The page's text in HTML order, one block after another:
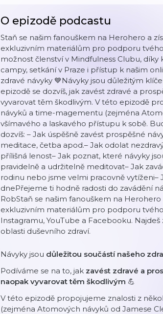
O epizodě podcastu
Staň se našim fanouškem na Herohero a
exkluzivním materiálům pro podporu
možnost členství v Mindfulness Clubu,
campy, setkání v Praze i přístup k našim
zdravé návyky 💙Návyky jsou důležitým
epizodě se dozvíš, jak zavést zdravé a
vyvarovat těm škodlivým. V této epizodě
návyků a time-magementu (zejména
všímavého a laskavého přístupu k sobě.
dozvíš: – Jak úspěšně zavést prospěšné
meditace, četba apod.– Jak odolat
přílišná lenost– Jak poznat, které návyky
pravidelně a udržitelně meditovat– Jak
rodinu nebo jsme velmi pracovně
dnePřejeme ti hodně radosti do zavádění
RobStaň se našim fanouškem na
exkluzivním materiálům pro podporu
Instagramu, YouTube a Facebooku.
oblasti duševního zdraví.
Návyky jsou důležitou součástí našeho
Podíváme se na to, jak zavést zdravé a
naopak vyvarovat těm škodlivým 💪
V této epizodě propojujeme znalosti z
(zejména Atomových návyků od Jamese